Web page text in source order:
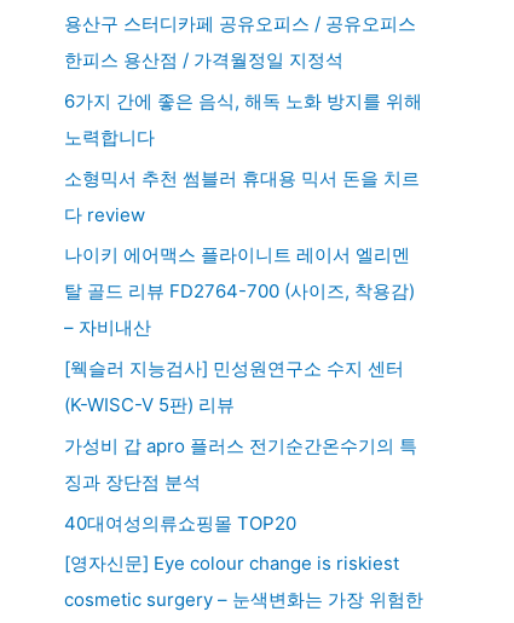
용산구 스터디카페 공유오피스 / 공유오피스
한피스 용산점 / 가격월정일 지정석
6가지 간에 좋은 음식, 해독 노화 방지를 위해
노력합니다
소형믹서 추천 썸블러 휴대용 믹서 돈을 치르
다 review
나이키 에어맥스 플라이니트 레이서 엘리멘
탈 골드 리뷰 FD2764-700 (사이즈, 착용감)
– 자비내산
[웩슬러 지능검사] 민성원연구소 수지 센터
(K-WISC-V 5판) 리뷰
가성비 갑 apro 플러스 전기순간온수기의 특
징과 장단점 분석
40대여성의류쇼핑몰 TOP20
[영자신문] Eye colour change is riskiest
cosmetic surgery – 눈색변화는 가장 위험한